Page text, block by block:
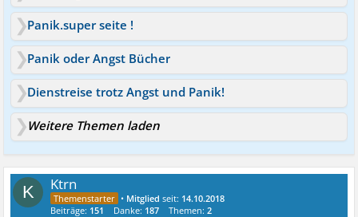
Panik.super seite !
Panik oder Angst Bücher
Dienstreise trotz Angst und Panik!
Weitere Themen laden
K Ktrn
• Mitglied seit: 14.10.2018
Beiträge: 151 Danke: 187 Themen:2